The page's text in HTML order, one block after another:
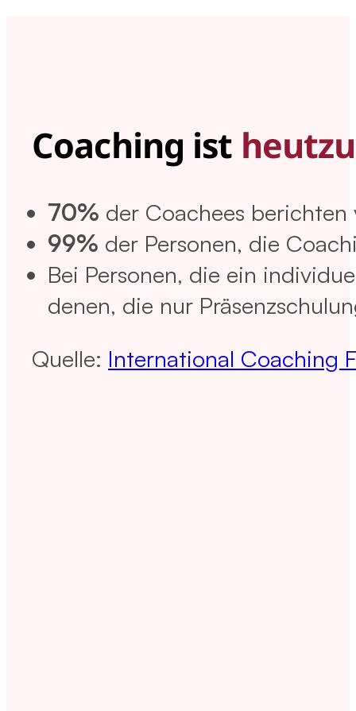
Coaching ist
70% der Coachees
99% der Personen, die
Bei Personen, die ein
denen, die nur
Quelle: International Coaching